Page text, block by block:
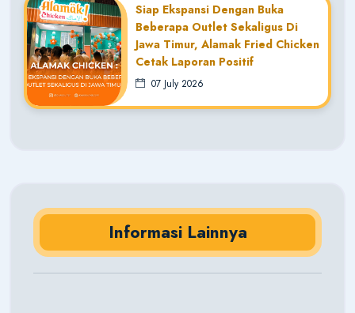
Siap Ekspansi Dengan Buka
Beberapa Outlet Sekaligus Di
Jawa Timur, Alamak Fried Chicken
Cetak Laporan Positif
07 July 2026
Informasi Lainnya